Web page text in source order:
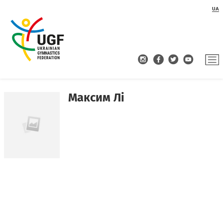
UA
Максим Лі